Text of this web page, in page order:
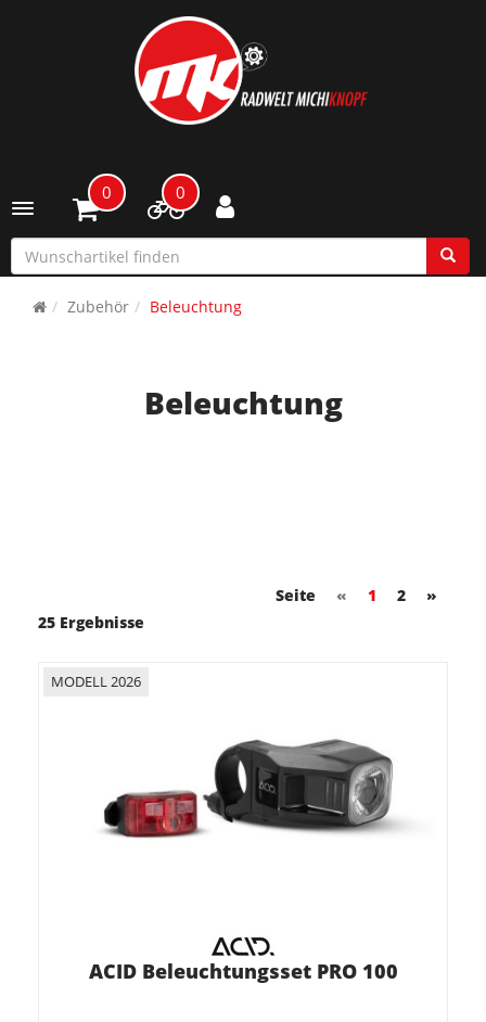
Toggle navigation
0 0
Zubehör Beleuchtung
Beleuchtung
Seite « 1 2
»
25 Ergebnisse
MODELL 2026
ACID Beleuchtungsset PRO 100